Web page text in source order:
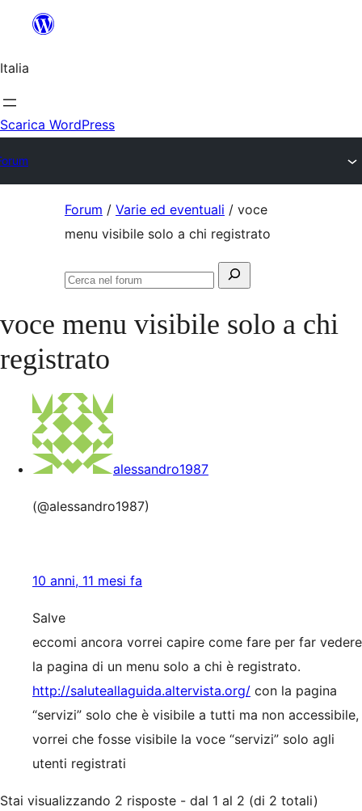
contenuto
Italia
Scarica WordPress
Forum / Varie ed eventuali / voce
menu visibile solo a chi registrato
Cerca:
Cerca
forum
voce menu visibile solo a chi
registrato
alessandro1987
(@alessandro1987)
10 anni, 11 mesi fa
Salve
eccomi ancora vorrei capire come fare per far vedere
la pagina di un menu solo a chi è registrato.
http://saluteallaguida.altervista.org/ con la pagina
“servizi” solo che è visibile a tutti ma non accessibile,
vorrei che fosse visibile la voce “servizi” solo agli
utenti registrati
Stai visualizzando 2 risposte - dal 1 al 2 (di 2 totali)